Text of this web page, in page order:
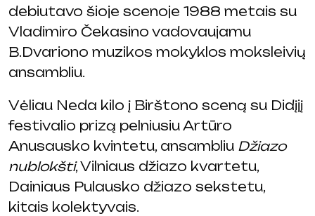
debiutavo šioje scenoje 1988 metais su
Vladimiro Čekasino vadovaujamu
B.Dvariono muzikos mokyklos moksleivių
ansambliu.
Vėliau Neda kilo į Birštono sceną su Didįjį
festivalio prizą pelniusiu Artūro
Anusausko kvintetu, ansambliu Džiazo
nublokšti, Vilniaus džiazo kvartetu,
Dainiaus Pulausko džiazo sekstetu,
kitais kolektyvais.